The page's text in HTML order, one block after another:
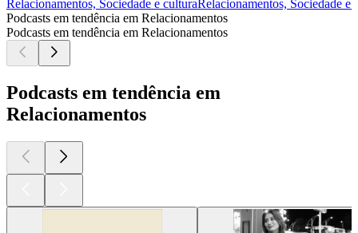
Relacionamentos, Sociedade e culturaRelacionamentos, Sociedade e
Podcasts em tendência em Relacionamentos
Podcasts em tendência em Relacionamentos
Podcasts em tendência em
Relacionamentos